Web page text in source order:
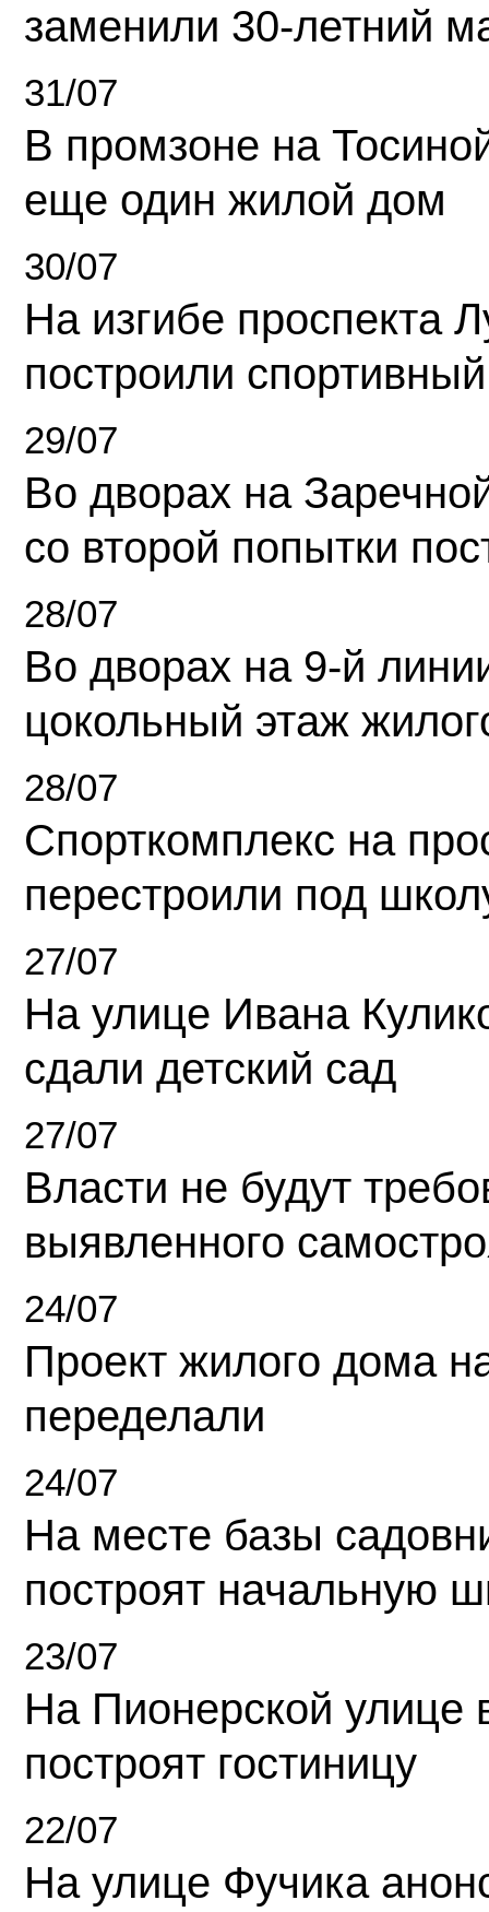
заменили 30-летний
31/07
В промзоне на
еще один жилой дом
30/07
На изгибе проспекта
построили
29/07
Во дворах на
со второй попытки
28/07
Во дворах на 9-й
цокольный этаж
28/07
Спорткомплекс на
перестроили под
27/07
На улице Ивана
сдали детский сад
27/07
Власти не будут
выявленного
24/07
Проект жилого дома
переделали
24/07
На месте базы
построят начальную
23/07
На Пионерской улице
построят гостиницу
22/07
На улице Фучика